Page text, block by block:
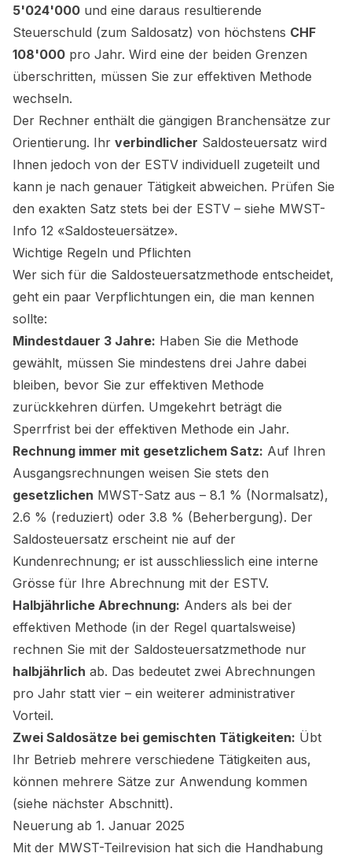
5'024'000 und eine daraus resultierende
Steuerschuld (zum Saldosatz) von höchstens CHF
108'000 pro Jahr. Wird eine der beiden Grenzen
überschritten, müssen Sie zur effektiven Methode
wechseln.
Der Rechner enthält die gängigen Branchensätze zur
Orientierung. Ihr verbindlicher Saldosteuersatz wird
Ihnen jedoch von der ESTV individuell zugeteilt und
kann je nach genauer Tätigkeit abweichen. Prüfen Sie
den exakten Satz stets bei der ESTV – siehe MWST-
Info 12 «Saldosteuersätze».
Wichtige Regeln und Pflichten
Wer sich für die Saldosteuersatzmethode entscheidet,
geht ein paar Verpflichtungen ein, die man kennen
sollte:
Mindestdauer 3 Jahre: Haben Sie die Methode
gewählt, müssen Sie mindestens drei Jahre dabei
bleiben, bevor Sie zur effektiven Methode
zurückkehren dürfen. Umgekehrt beträgt die
Sperrfrist bei der effektiven Methode ein Jahr.
Rechnung immer mit gesetzlichem Satz: Auf Ihren
Ausgangsrechnungen weisen Sie stets den
gesetzlichen MWST-Satz aus – 8.1 % (Normalsatz),
2.6 % (reduziert) oder 3.8 % (Beherbergung). Der
Saldosteuersatz erscheint nie auf der
Kundenrechnung; er ist ausschliesslich eine interne
Grösse für Ihre Abrechnung mit der ESTV.
Halbjährliche Abrechnung: Anders als bei der
effektiven Methode (in der Regel quartalsweise)
rechnen Sie mit der Saldosteuersatzmethode nur
halbjährlich ab. Das bedeutet zwei Abrechnungen
pro Jahr statt vier – ein weiterer administrativer
Vorteil.
Zwei Saldosätze bei gemischten Tätigkeiten: Übt
Ihr Betrieb mehrere verschiedene Tätigkeiten aus,
können mehrere Sätze zur Anwendung kommen
(siehe nächster Abschnitt).
Neuerung ab 1. Januar 2025
Mit der MWST-Teilrevision hat sich die Handhabung